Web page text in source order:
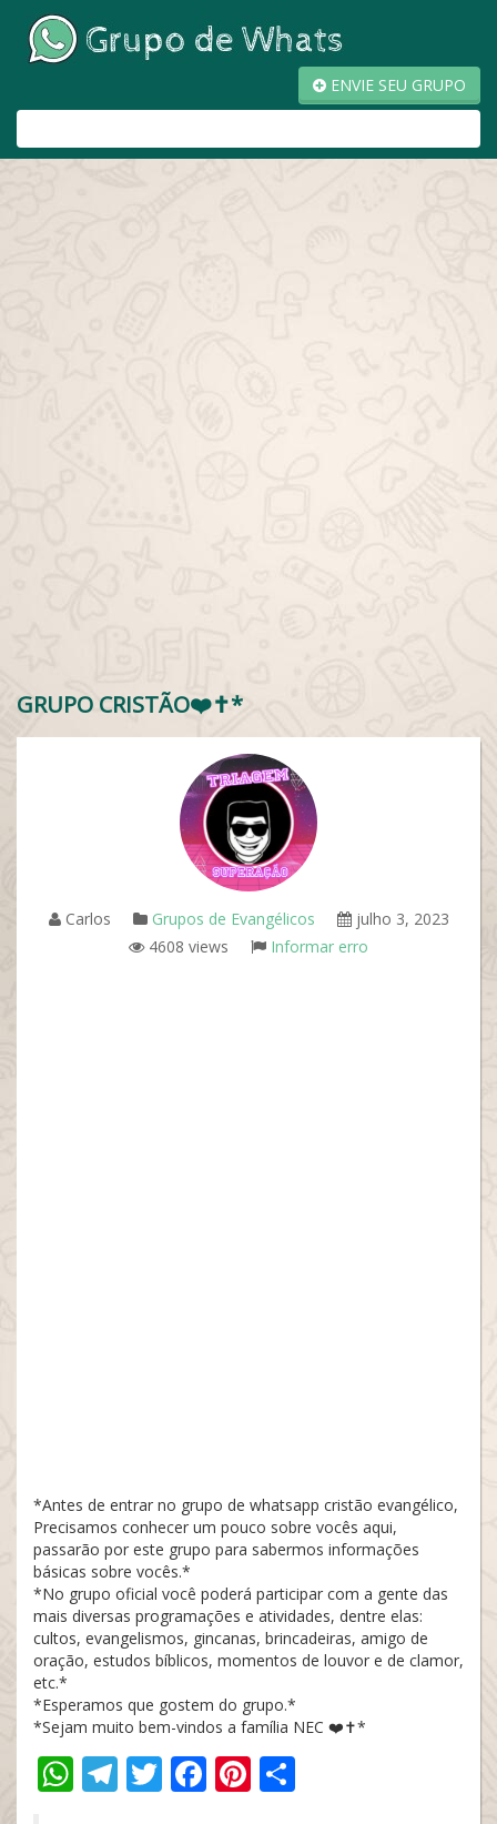
ENVIE SEU GRUPO
GRUPO CRISTÃO❤️✝️*
Carlos Grupos de Evangélicos
julho 3, 2023
4608 views
Informar erro
*Antes de entrar no grupo de whatsapp cristão evangélico,
Precisamos conhecer um pouco sobre vocês aqui,
passarão por este grupo para sabermos informações
básicas sobre vocês.*
*No grupo oficial você poderá participar com a gente das
mais diversas programações e atividades, dentre elas:
cultos, evangelismos, gincanas, brincadeiras, amigo de
oração, estudos bíblicos, momentos de louvor e de clamor,
etc.*
*Esperamos que gostem do grupo.*
*Sejam muito bem-vindos a família NEC ❤️✝️*
WhatsApp
Telegram
Twitter
Facebook
Pinterest